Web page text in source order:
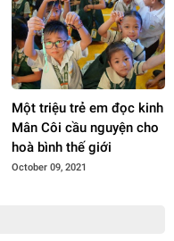
Một triệu trẻ em đọc kinh
Mân Côi cầu nguyện cho
hoà bình thế giới
October 09, 2021